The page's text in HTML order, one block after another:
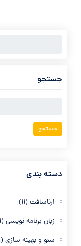
جستجو
دسته بندی
ارناسافت(11)
زبان برنامه نویسی(1)
سئو و بهینه سازی(9)